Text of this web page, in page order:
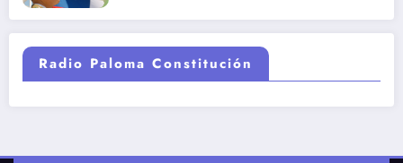
Radio Paloma Constitución